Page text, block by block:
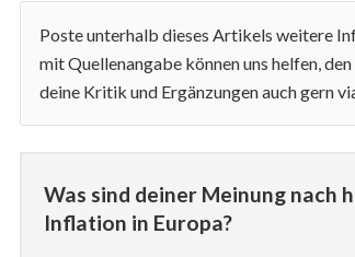
Poste unterhalb dieses Artikels weitere
mit Quellenangabe können uns helfen,
deine Kritik und Ergänzungen auch gern
Was sind deiner Meinung nach
Inflation in Europa?